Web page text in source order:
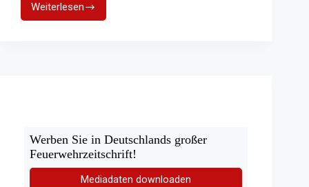
WeiterlesenNächtlicher
Brand
Werben Sie in Deutschlands großer
Feuerwehrzeitschrift!
Mediadaten downloaden